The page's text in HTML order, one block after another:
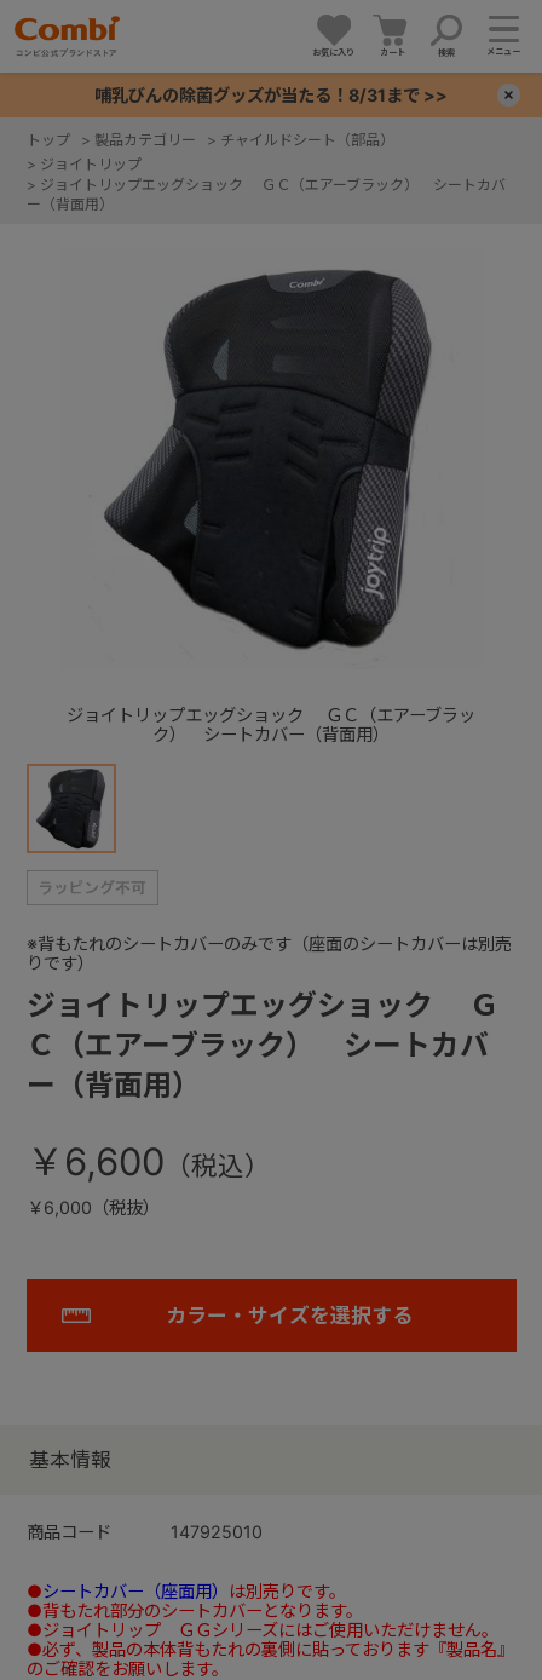
お気に入り カート 検索 メニュー
哺乳びんの除菌グッズが当たる！8/31まで >>
トップ > 製品カテゴリー > チャイルドシート（部品）
> ジョイトリップ
> ジョイトリップエッグショック ＧＣ（エアーブラック） シートカバ
ー（背面用）
ジョイトリップエッグショック ＧＣ（エアーブラッ
ク） シートカバー（背面用）
ジョイトリップエッグショック Ｇ
Ｃ（エアーブラック） シートカバ
ー（背面用）
※背もたれのシートカバーのみです（座面のシートカバーは別売
りです）
￥6,600
￥6,000（税抜）
カラー・サイズを選択する
基本情報
商品コード 147925010
●シートカバー（座面用）
は別売りです。
●背もたれ部分のシートカバーとなります。
●ジョイトリップ ＧＧシリーズにはご使用いただけません。
●必ず、製品の本体背もたれの裏側に貼っております『製品名』
のご確認をお願いします。